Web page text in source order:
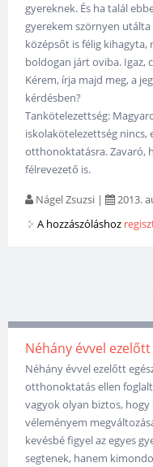
gyereknek. És ha talál
gyerekem szörnyen
középsőt is félig
boldogan járt oviba. Igaz,
Kérem, írja majd meg, a
kérdésben?
Tankötelezettség:
iskolakötelezettség nincs,
otthonoktatásra. Zavaró,
félrevezető is.
Nágel Zsuzsi | 2013.
A hozzászóláshoz
Néhány évvel ezelőtt
Néhány évvel ezelőtt
otthonoktatás ellen
vagyok olyan biztos,
véleményem
kevésbé figyel az egyes
segtenek, hanem